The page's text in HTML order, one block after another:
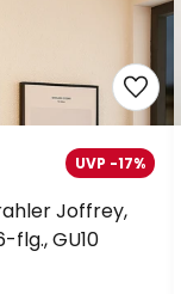
Joffrey,
flg., GU10
UVP -17%